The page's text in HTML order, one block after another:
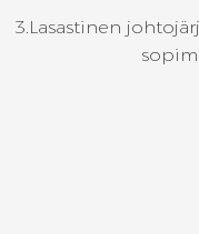
3.Lasastinen